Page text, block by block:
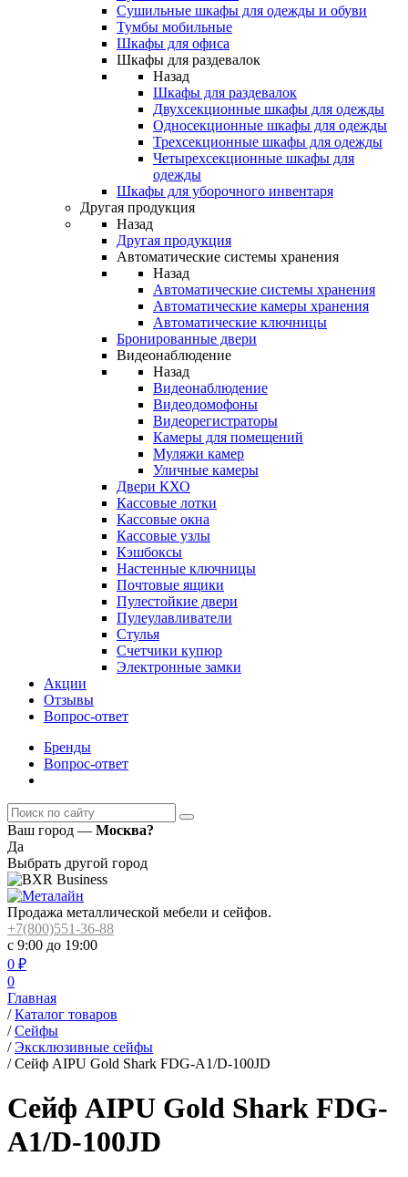
Сушильные шкафы для одежды и обуви
Тумбы мобильные
Шкафы для офиса
Шкафы для раздевалок
Назад
Шкафы для раздевалок
Двухсекционные шкафы для одежды
Односекционные шкафы для одежды
Трехсекционные шкафы для одежды
Четырехсекционные шкафы для
одежды
Шкафы для уборочного инвентаря
Другая продукция
Назад
Другая продукция
Автоматические системы хранения
Назад
Автоматические системы хранения
Автоматические камеры хранения
Автоматические ключницы
Бронированные двери
Видеонаблюдение
Назад
Видеонаблюдение
Видеодомофоны
Видеорегистраторы
Камеры для помещений
Муляжи камер
Уличные камеры
Двери КХО
Кассовые лотки
Кассовые окна
Кассовые узлы
Кэшбоксы
Настенные ключницы
Почтовые ящики
Пулестойкие двери
Пулеулавливатели
Стулья
Счетчики купюр
Электронные замки
Акции
Отзывы
Вопрос-ответ
Бренды
Вопрос-ответ
Ваш город — Москва?
Да
Выбрать другой город
Продажа металлической мебели и сейфов.
+7(800)551-36-88
с 9:00 до 19:00
0 ₽
0
Главная
/ Каталог товаров
/ Сейфы
/ Эксклюзивные сейфы
/ Сейф AIPU Gold Shark FDG-A1/D-100JD
Сейф AIPU Gold Shark FDG-
A1/D-100JD